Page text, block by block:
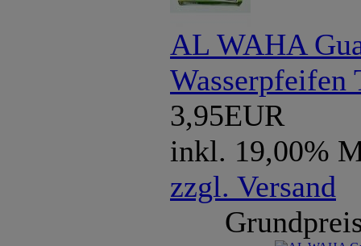
AL WAHA
Wasserpfeifen
3,95EUR
inkl. 19,00%
zzgl. Versand